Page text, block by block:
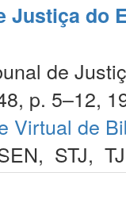
Justiça do
de
p. 5–12,
Virtual de
, STJ,